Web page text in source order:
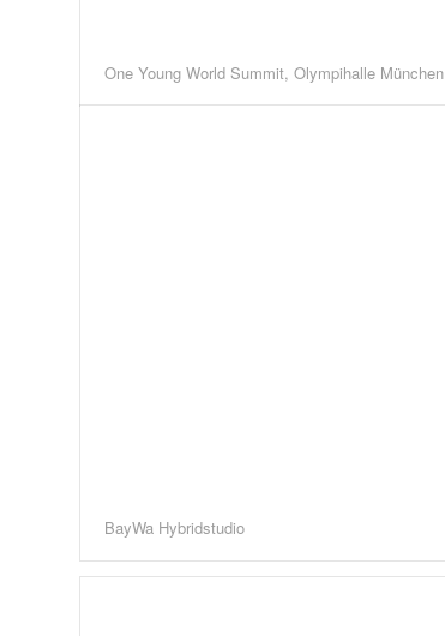
One Young World Summit, Olympihalle München
BayWa Hybridstudio